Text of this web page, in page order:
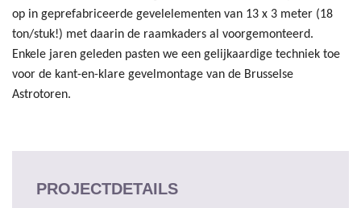
op in geprefabriceerde gevelelementen van 13 x 3 meter (18
ton/stuk!) met daarin de raamkaders al voorgemonteerd.
Enkele jaren geleden pasten we een gelijkaardige techniek toe
voor de kant-en-klare gevelmontage van de Brusselse
Astrotoren.
PROJECTDETAILS